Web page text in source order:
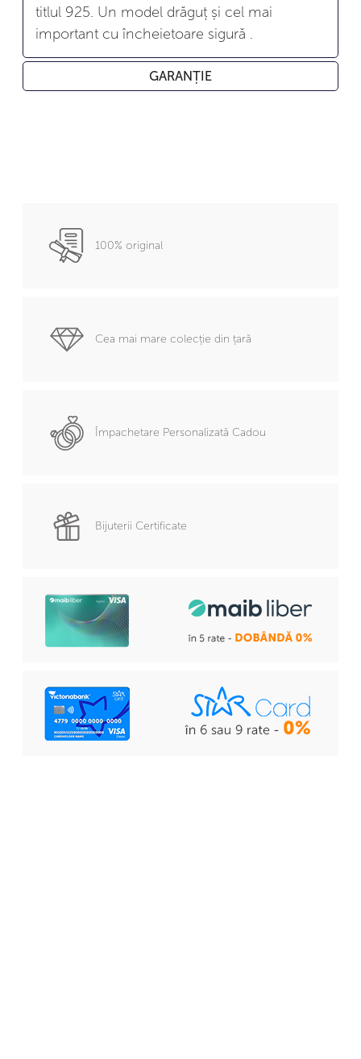
titlul 925. Un model drăguț și cel mai
important cu încheietoare sigură .
GARANȚIE
100% original
Cea mai mare colecție din țară
Împachetare Personalizată Cadou
Bijuterii Certificate